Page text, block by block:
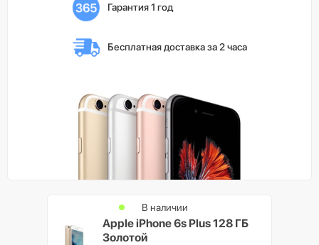
Гарантия 1 год
Бесплатная доставка за 2 часа
Apple iPhone 6s Plus 128 ГБ
Золотой
В наличии